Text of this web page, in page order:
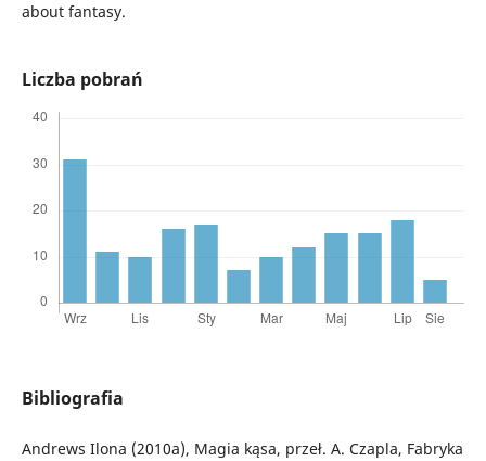
about fantasy.
Liczba pobrań
Bibliografia
Andrews Ilona (2010a), Magia kąsa, przeł. A. Czapla, Fabryka